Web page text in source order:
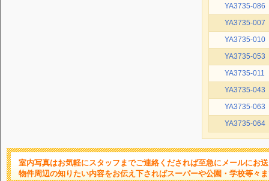
YA3735-086
YA3735-007
YA3735-010
YA3735-053
YA3735-011
YA3735-043
YA3735-063
YA3735-064
室内写真はお気軽にスタッフまでご連絡くだされば至急にメールにお
物件周辺の知りたい内容をお伝え下さればスーパーや公園・学校等々